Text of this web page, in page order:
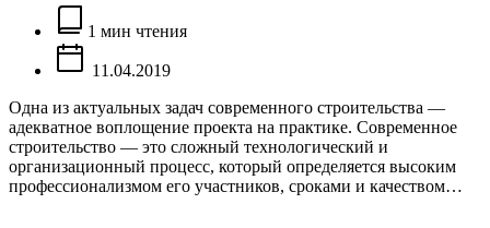
Расчётное
время
чтения
1 мин чтения
11.04.2019
Одна из актуальных задач современного строительства —
адекватное воплощение проекта на практике. Современное
строительство — это сложный технологический и
организационный процесс, который определяется высоким
профессионализмом его участников, сроками и качеством…